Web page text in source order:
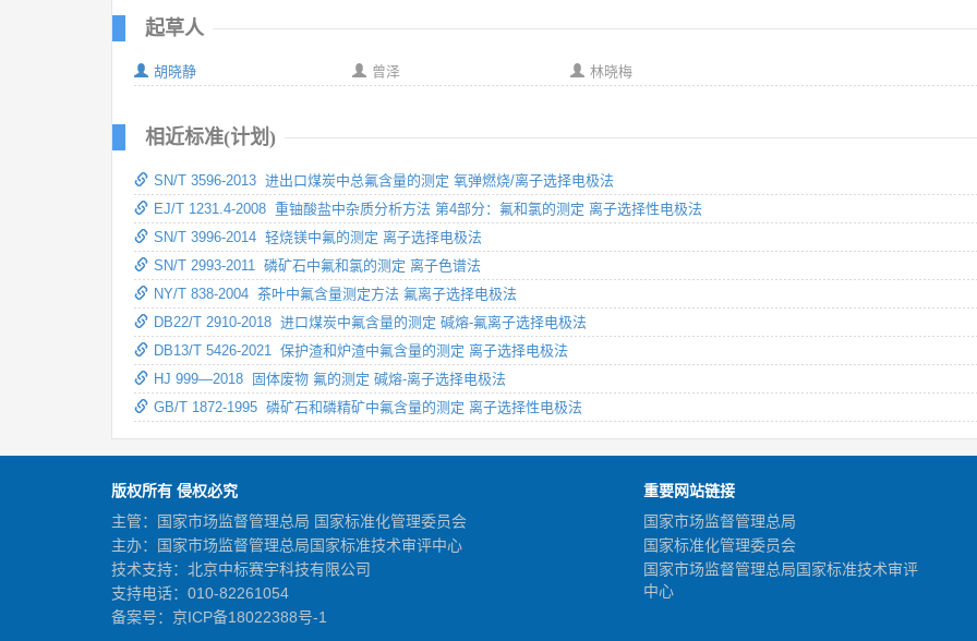
起草人
胡晓静 曾泽 林晓梅
相近标准(计划)
SN/T 3596-2013 进出口煤炭中总氟含量的测定 氧弹燃烧/离子选择电极法
EJ/T 1231.4-2008 重铀酸盐中杂质分析方法 第4部分：氟和氯的测定 离子选择性电极法
SN/T 3996-2014 轻烧镁中氟的测定 离子选择电极法
SN/T 2993-2011 磷矿石中氟和氯的测定 离子色谱法
NY/T 838-2004 茶叶中氟含量测定方法 氟离子选择电极法
DB22/T 2910-2018 进口煤炭中氟含量的测定 碱熔-氟离子选择电极法
DB13/T 5426-2021 保护渣和炉渣中氟含量的测定 离子选择电极法
HJ 999—2018 固体废物 氟的测定 碱熔-离子选择电极法
GB/T 1872-1995 磷矿石和磷精矿中氟含量的测定 离子选择性电极法
版权所有 侵权必究
主管：国家市场监督管理总局 国家标准化管理委员会
主办：国家市场监督管理总局国家标准技术审评中心
技术支持：北京中标赛宇科技有限公司
支持电话：010-82261054
备案号： 京ICP备18022388号-1
重要网站链接
国家市场监督管理总局
国家标准化管理委员会
国家市场监督管理总局国家标准技术审评
中心